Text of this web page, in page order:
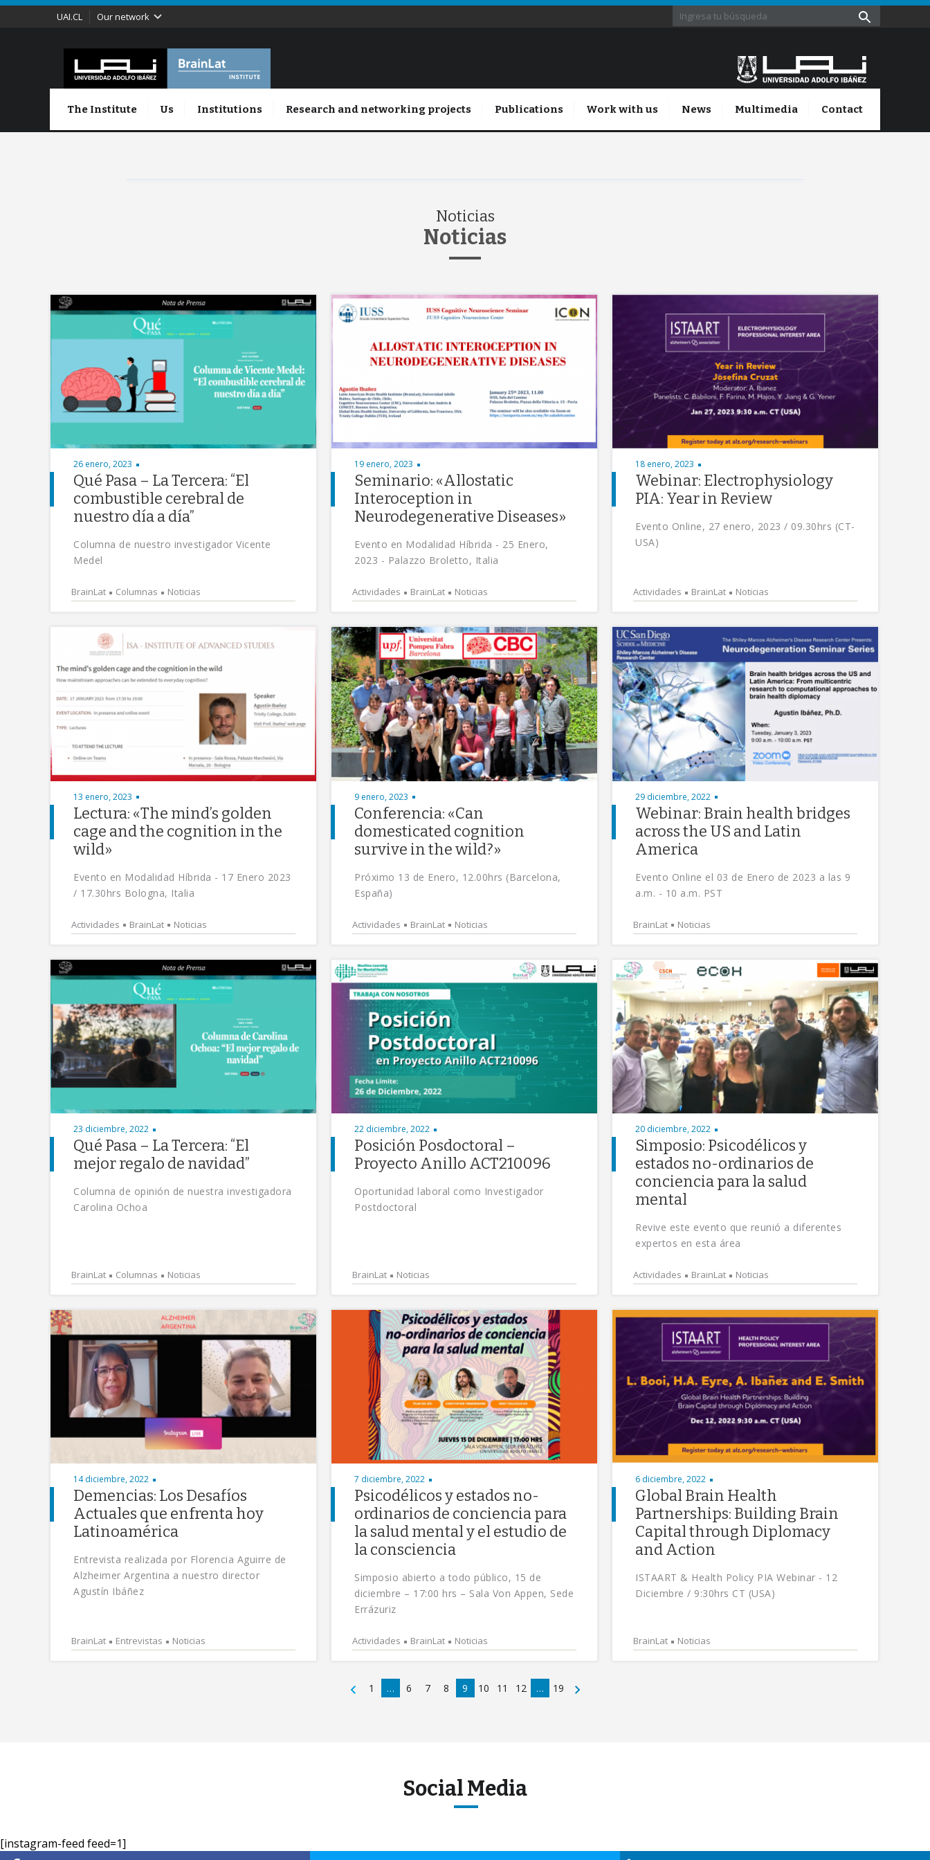
UAI.CL Our network
The Institute Us Institutions Research and networking projects Publications Work with us News Multimedia Contact
Noticias
Noticias
26 enero, 2023
Qué Pasa – La Tercera: “El
combustible cerebral de
nuestro día a día”
Columna de nuestro investigador Vicente
Medel
BrainLat Columnas Noticias
19 enero, 2023
Seminario: «Allostatic
Interoception in
Neurodegenerative Diseases»
Evento en Modalidad Híbrida - 25 Enero,
2023 - Palazzo Broletto, Italia
Actividades BrainLat Noticias
18 enero, 2023
Webinar: Electrophysiology
PIA: Year in Review
Evento Online, 27 enero, 2023 / 09.30hrs (CT-
USA)
Actividades BrainLat Noticias
13 enero, 2023
Lectura: «The mind’s golden
cage and the cognition in the
wild»
Evento en Modalidad Híbrida - 17 Enero 2023
/ 17.30hrs Bologna, Italia
Actividades BrainLat Noticias
9 enero, 2023
Conferencia: «Can
domesticated cognition
survive in the wild?»
Próximo 13 de Enero, 12.00hrs (Barcelona,
España)
Actividades BrainLat Noticias
29 diciembre, 2022
Webinar: Brain health bridges
across the US and Latin
America
Evento Online el 03 de Enero de 2023 a las 9
a.m. - 10 a.m. PST
BrainLat Noticias
23 diciembre, 2022
Qué Pasa – La Tercera: “El
mejor regalo de navidad”
Columna de opinión de nuestra investigadora
Carolina Ochoa
BrainLat Columnas Noticias
22 diciembre, 2022
Posición Posdoctoral –
Proyecto Anillo ACT210096
Oportunidad laboral como Investigador
Postdoctoral
BrainLat Noticias
20 diciembre, 2022
Simposio: Psicodélicos y
estados no-ordinarios de
conciencia para la salud
mental
Revive este evento que reunió a diferentes
expertos en esta área
Actividades BrainLat Noticias
14 diciembre, 2022
Demencias: Los Desafíos
Actuales que enfrenta hoy
Latinoamérica
Entrevista realizada por Florencia Aguirre de
Alzheimer Argentina a nuestro director
Agustín Ibáñez
BrainLat Entrevistas Noticias
7 diciembre, 2022
Psicodélicos y estados no-
ordinarios de conciencia para
la salud mental y el estudio de
la consciencia
Simposio abierto a todo público, 15 de
diciembre – 17:00 hrs – Sala Von Appen, Sede
Errázuriz
Actividades BrainLat Noticias
6 diciembre, 2022
Global Brain Health
Partnerships: Building Brain
Capital through Diplomacy
and Action
ISTAART & Health Policy PIA Webinar - 12
Diciembre / 9:30hrs CT (USA)
BrainLat Noticias
1 … 6 7 8 9 10 11 12 … 19
Social Media
[instagram-feed feed=1]